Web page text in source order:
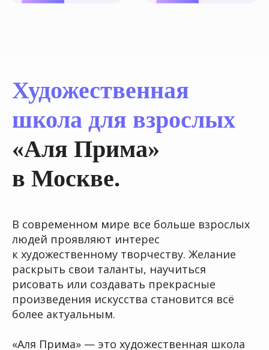
Художественная
школа для взрослых
«Аля Прима»
в Москве.
В современном мире все больше взрослых
людей проявляют интерес
к художественному творчеству. Желание
раскрыть свои таланты, научиться
рисовать или создавать прекрасные
произведения искусства становится всё
более актуальным.
«Аля Прима» — это художественная школа
художественной
школы для
взрослых
в Москве
Уютная студиянаходится в 7
город